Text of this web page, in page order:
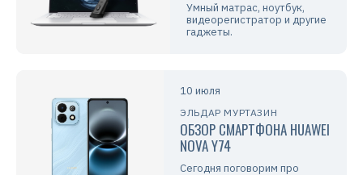
Умный матрас, ноутбук,
видеорегистратор и другие
гаджеты.
10 июля
ЭЛЬДАР МУРТАЗИН
ОБЗОР СМАРТФОНА HUAWEI
NOVA Y74
Сегодня поговорим про